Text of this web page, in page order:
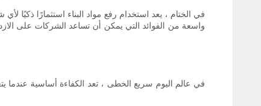
في الختام ، يعد استخدام رفع مواد البناء استثمارًا ذكيًا
واسعة من الفوائد التي يمكن أن تساعد الشركات على
في عالم اليوم سريع الخطى ، تعد الكفاءة أساسية عندما